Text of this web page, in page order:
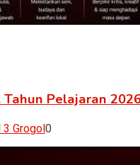
Pelajaran
3 Grogol0